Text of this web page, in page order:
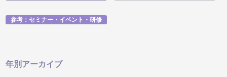
参考：セミナー・イベント・研修
年別アーカイブ